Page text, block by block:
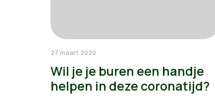
27 maart 2020
Wil je je buren een handje
helpen in deze coronatijd?